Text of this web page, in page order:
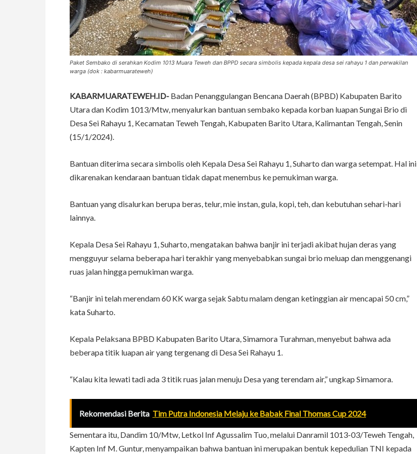
Paket Sembako di serahkan Kodim 1013 Muara Teweh dan BPPD secara simbolis kepada kepala desa sei rahayu 1 dan perwakilan
warga (dok : kabarmuarateweh)
KABARMUARATEWEH.ID- Badan Penanggulangan Bencana Daerah (BPBD) Kabupaten Barito
Utara dan Kodim 1013/Mtw, menyalurkan bantuan sembako kepada korban luapan Sungai Brio di
Desa Sei Rahayu 1, Kecamatan Teweh Tengah, Kabupaten Barito Utara, Kalimantan Tengah, Senin
(15/1/2024).
Bantuan diterima secara simbolis oleh Kepala Desa Sei Rahayu 1, Suharto dan warga setempat. Hal ini
dikarenakan kendaraan bantuan tidak dapat menembus ke pemukiman warga.
Bantuan yang disalurkan berupa beras, telur, mie instan, gula, kopi, teh, dan kebutuhan sehari-hari
lainnya.
Kepala Desa Sei Rahayu 1, Suharto, mengatakan bahwa banjir ini terjadi akibat hujan deras yang
mengguyur selama beberapa hari terakhir yang menyebabkan sungai brio meluap dan menggenangi
ruas jalan hingga pemukiman warga.
“Banjir ini telah merendam 60 KK warga sejak Sabtu malam dengan ketinggian air mencapai 50 cm,”
kata Suharto.
Kepala Pelaksana BPBD Kabupaten Barito Utara, Simamora Turahman, menyebut bahwa ada
beberapa titik luapan air yang tergenang di Desa Sei Rahayu 1.
“Kalau kita lewati tadi ada 3 titik ruas jalan menuju Desa yang terendam air,” ungkap Simamora.
Rekomendasi Berita Tim Putra Indonesia Melaju ke Babak Final Thomas Cup 2024
Sementara itu, Dandim 10/Mtw, Letkol Inf Agussalim Tuo, melalui Danramil 1013-03/Teweh Tengah,
Kapten Inf M. Guntur, menyampaikan bahwa bantuan ini merupakan bentuk kepedulian TNI kepada